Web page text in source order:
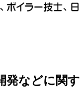
発などに関